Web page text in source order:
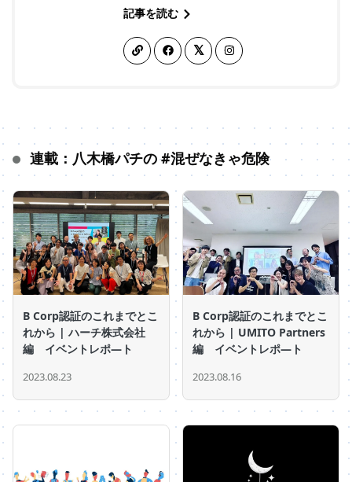
記事を読む
連載：八木橋パチの #混ぜなきゃ危険
B Corp認証のこれまでとこ
れから | ハーチ株式会社
編 イベントレポ―ト
2023.08.23
B Corp認証のこれまでとこ
れから | UMITO Partners
編 イベントレポ―ト
2023.08.16